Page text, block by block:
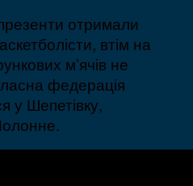
отримали
втім на
м’ячів не
федерація
у Шепетівку,